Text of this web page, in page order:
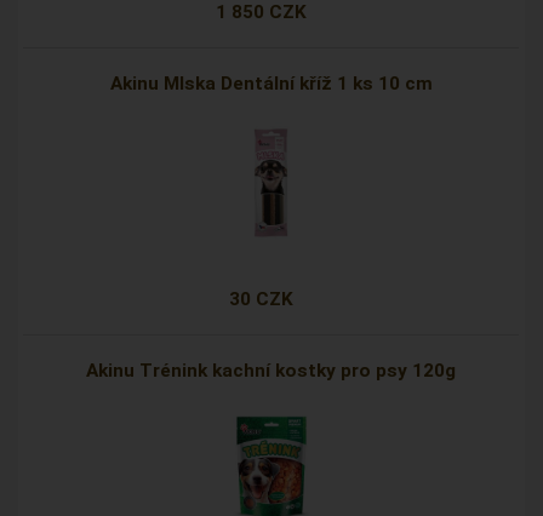
1 850 CZK
Akinu Mlska Dentální kříž 1 ks 10 cm
30 CZK
Akinu Trénink kachní kostky pro psy 120g